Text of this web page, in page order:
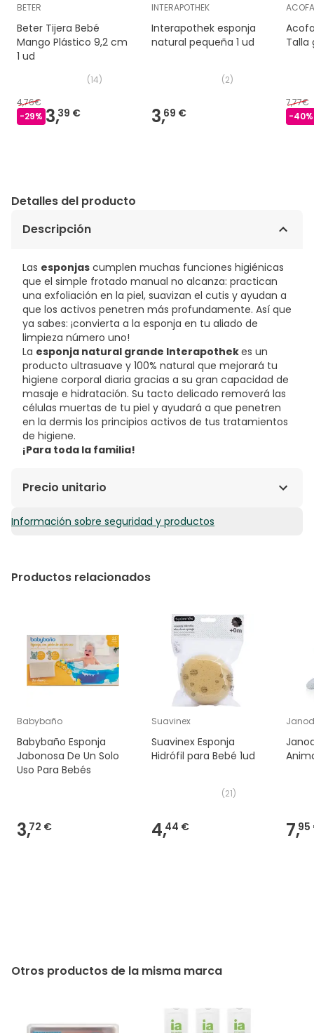
BETER
Beter Tijera Bebé
Mango Plástico 9,2 cm
1 ud
(14)
4,76€
-29% 3,39 €
INTERAPOTHEK
Interapothek esponja
natural pequeña 1 ud
(2)
3,69 €
Talla
7,77€
-40%
Detalles del producto
Descripción
Las esponjas cumplen muchas funciones higiénicas
que el simple frotado manual no alcanza: practican
una exfoliación en la piel, suavizan el cutis y ayudan a
que los activos penetren más profundamente. Así que
ya sabes: ¡convierta a la esponja en tu aliado de
limpieza número uno!
La esponja natural grande Interapothekes un
producto ultrasuave y 100% natural que mejorará tu
higiene corporal diaria gracias a su gran capacidad de
masaje e hidratación. Su tacto delicado removerá las
células muertas de tu piel y ayudará a que penetren
en la dermis los principios activos de tus tratamientos
de higiene.
¡Para toda la familia!
Precio unitario
5,45€ / Unidades
Información sobre seguridad y productos
Productos relacionados
Babybaño
Babybaño Esponja
Jabonosa De Un Solo
Uso Para Bebés
3,72 €
Suavinex
Suavinex Esponja
Hidrófil para Bebé 1ud
(21)
4,44 €
Janod
7,95
Otros productos de la misma marca